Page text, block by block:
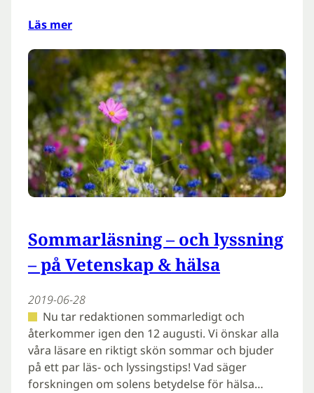
Läs mer
Sommarläsning – och lyssning
– på Vetenskap & hälsa
2019-06-28
Nu tar redaktionen sommarledigt och
återkommer igen den 12 augusti. Vi önskar alla
våra läsare en riktigt skön sommar och bjuder
på ett par läs- och lyssingstips! Vad säger
forskningen om solens betydelse för hälsa…